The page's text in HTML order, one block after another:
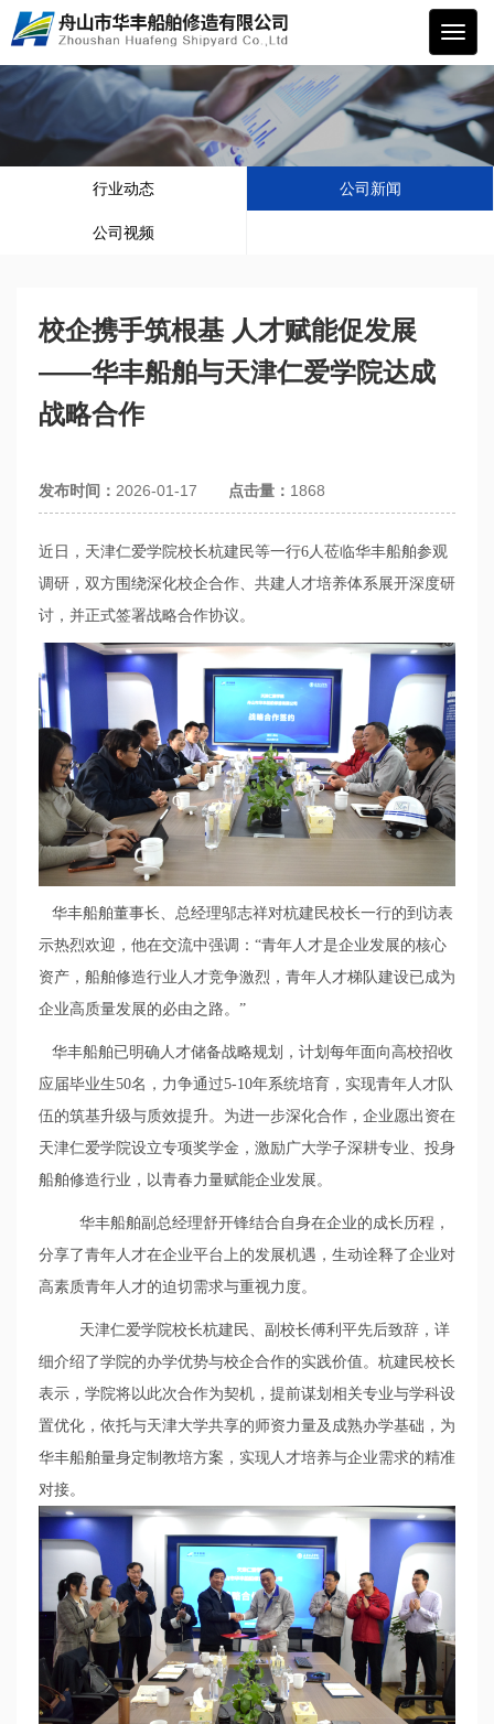
华丰
船舶
行业动态 公司新闻
公司视频
校企携手筑根基 人才赋能促发展
——华丰船舶与天津仁爱学院达成
战略合作
发布时间： 2026-01-17 点击量： 1868
近日，天津仁爱学院校长杭建民等一行6人莅临华丰船舶参观
调研，双方围绕深化校企合作、共建人才培养体系展开深度研
讨，并正式签署战略合作协议。
华丰船舶董事长、总经理邬志祥对杭建民校长一行的到访表
示热烈欢迎，他在交流中强调： “青年人才是企业发展的核心
资产，船舶修造行业人才竞争激烈，青年人才梯队建设已成为
企业高质量发展的必由之路。”
华丰船舶已明确人才储备战略规划，计划每年面向高校招收
应届毕业生50名，力争通过5-10年系统培育，实现青年人才队
伍的筑基升级与质效提升。为进一步深化合作，企业愿出资在
天津仁爱学院设立专项奖学金，激励广大学子深耕专业、投身
船舶修造行业，以青春力量赋能企业发展。
华丰船舶副总经理舒开锋结合自身在企业的成长历程，
分享了青年人才在企业平台上的发展机遇，生动诠释了企业对
高素质青年人才的迫切需求与重视力度。
天津仁爱学院校长杭建民、副校长傅利平先后致辞，详
细介绍了学院的办学优势与校企合作的实践价值。杭建民校长
表示，学院将以此次合作为契机，提前谋划相关专业与学科设
置优化，依托与天津大学共享的师资力量及成熟办学基础，为
华丰船舶量身定制教培方案，实现人才培养与企业需求的精准
对接。